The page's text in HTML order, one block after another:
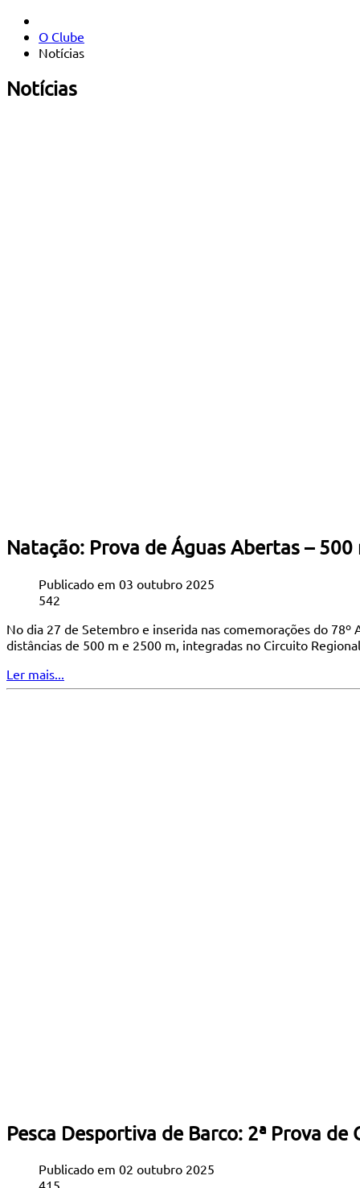
O Clube
Notícias
Notícias
Natação: Prova de Águas Abertas –
Publicado em 03 outubro 2025
542
No dia 27 de Setembro e inserida nas comemorações do
distâncias de 500 m e 2500 m, integradas no Circuito
Ler mais...
Pesca Desportiva de Barco: 2ª Prova de
Publicado em 02 outubro 2025